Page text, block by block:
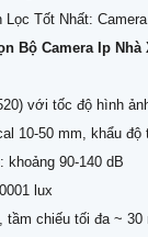
Lọc Tốt Nhất:
Bộ Camera Ip
với tốc độ hình
10-50 mm, khẩu độ
khoảng 90-140 dB
lux
tầm chiếu tối đa ~